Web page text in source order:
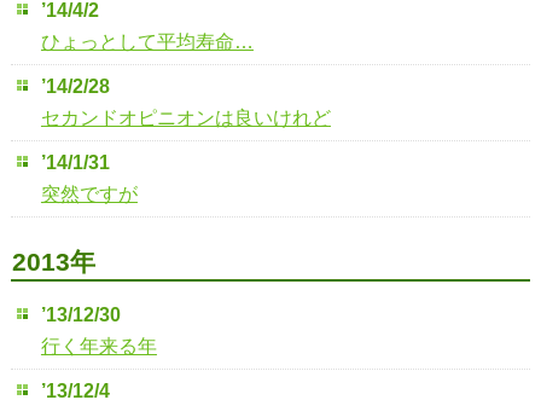
’14/4/2
ひょっとして平均寿命…
’14/2/28
セカンドオピニオンは良いけれど
’14/1/31
突然ですが
2013年
’13/12/30
行く年来る年
’13/12/4